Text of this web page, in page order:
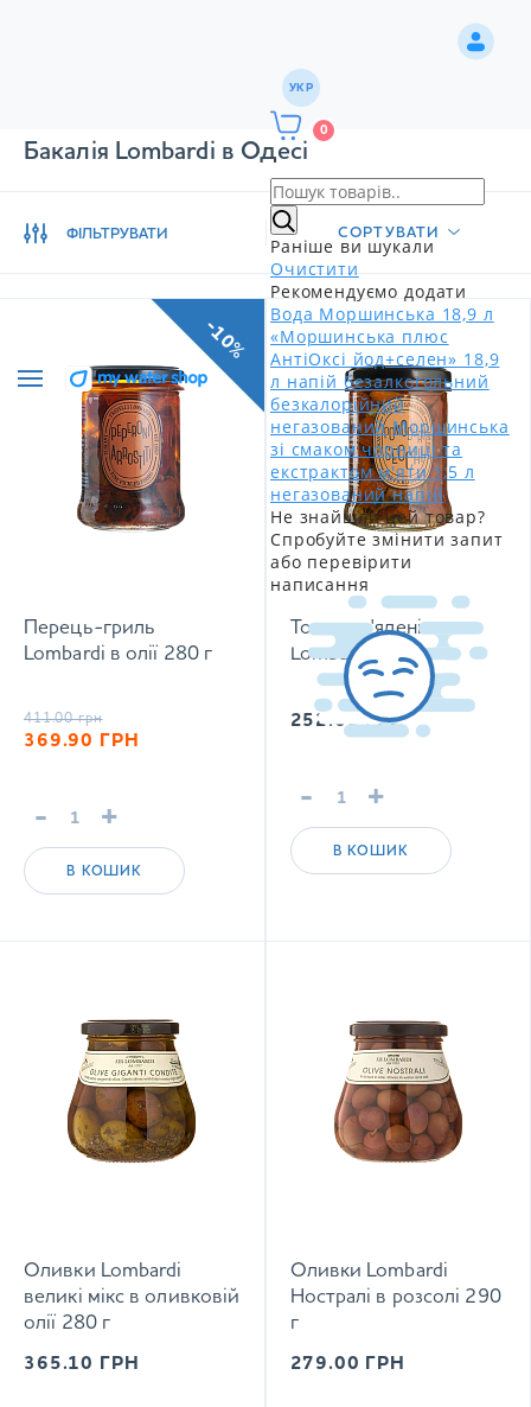
УКР
0
Раніше ви шукали
Очистити
Рекомендуємо додати
Вода Моршинська 18,9 л
«Моршинська плюс
АнтіОксі йод+селен» 18,9
л напій безалкогольний
безкалорійний
негазований Моршинська
зі смаком чорниці та
екстрактом м'яти 1,5 л
негазований напій
Не знайшли цей товар?
Спробуйте змінити запит
або перевірити
написання
Бакалія Lombardi в Одесі
ФІЛЬТРУВАТИ СОРТУВАТИ
Перець-гриль
Lombardi в олії 280 г
411.00 грн
369.90 ГРН
- +
В КОШИК
-10%
Томати в'ялені
Lombardi 280 г
252.60ГРН
- +
В КОШИК
Оливки Lombardi
великі мікс в оливковій
олії 280 г
365.10 ГРН
Оливки Lombardi
Ностралі в розсолі 290
г
279.00 ГРН